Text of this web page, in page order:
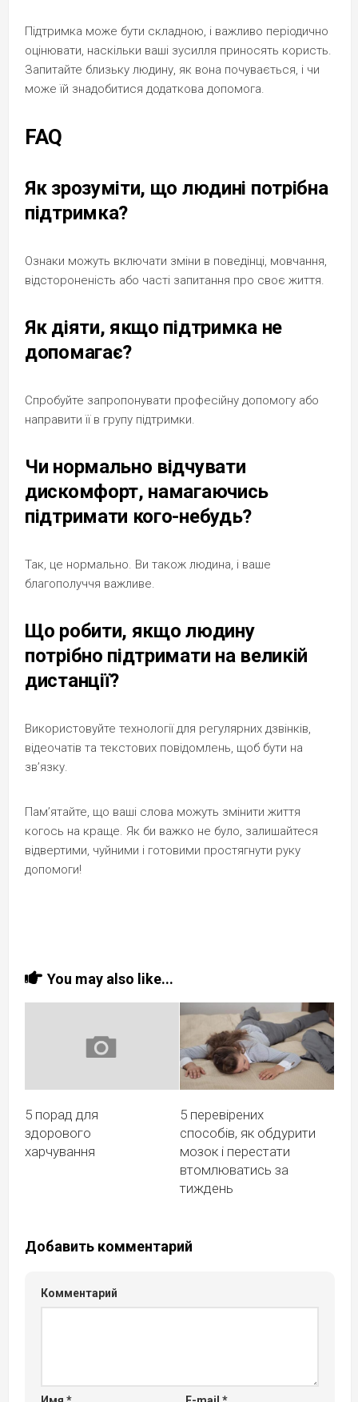
Підтримка може бути складною, і важливо періодично
оцінювати, наскільки ваші зусилля приносять користь.
Запитайте близьку людину, як вона почувається, і чи
може їй знадобитися додаткова допомога.
FAQ
Як зрозуміти, що людині потрібна
підтримка?
Ознаки можуть включати зміни в поведінці, мовчання,
відстороненість або часті запитання про своє життя.
Як діяти, якщо підтримка не
допомагає?
Спробуйте запропонувати професійну допомогу або
направити її в групу підтримки.
Чи нормально відчувати
дискомфорт, намагаючись
підтримати кого-небудь?
Так, це нормально. Ви також людина, і ваше
благополуччя важливе.
Що робити, якщо людину
потрібно підтримати на великій
дистанції?
Використовуйте технології для регулярних дзвінків,
відеочатів та текстових повідомлень, щоб бути на
зв’язку.
Пам’ятайте, що ваші слова можуть змінити життя
когось на краще. Як би важко не було, залишайтеся
відвертими, чуйними і готовими простягнути руку
допомоги!
You may also like...
5 порад для
здорового
харчування
5 перевірених
способів, як обдурити
мозок і перестати
втомлюватись за
тиждень
Добавить комментарий
Комментарий